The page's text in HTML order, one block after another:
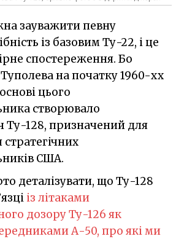
зауважити певну
із базовим Ту-22, і це
спостереження. Бо
на початку 1960-хх
цього
створювало
Ту-128, призначений для
США.
деталізувати, що Ту-128
із літаками
дозору Ту-126 як
А-50, про які ми